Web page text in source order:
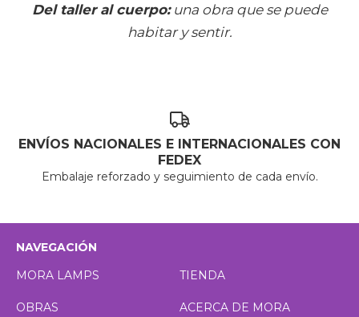
Del taller al cuerpo:una obra que se puede
habitar y sentir.
ENVÍOS NACIONALES E INTERNACIONALES CON
FEDEX
Embalaje reforzado y seguimiento de cada envío.
NAVEGACIÓN
MORA LAMPS
TIENDA
OBRAS ACERCA DE MORA